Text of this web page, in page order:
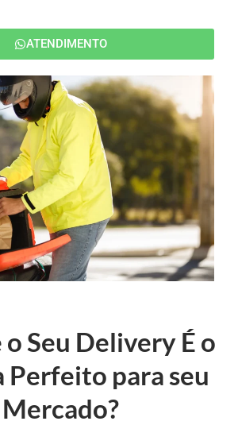
ATENDIMENTO
Seu Delivery É o
Perfeito para seu
Mercado?